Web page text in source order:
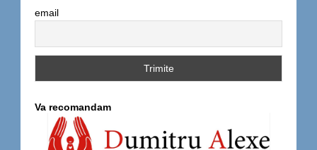
email
Va recomandam